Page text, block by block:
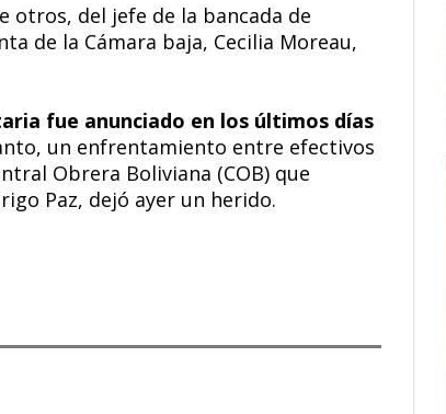
otros, del jefe de la bancada de
de la Cámara baja, Cecilia Moreau,
fue anunciado en los últimos días
un enfrentamiento entre efectivos
Obrera Boliviana (COB) que
Paz, dejó ayer un herido.